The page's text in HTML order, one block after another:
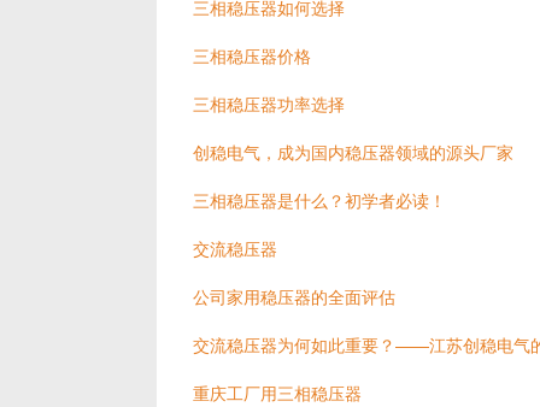
三相稳压器如何选择
三相稳压器价格
三相稳压器功率选择
创稳电气，成为国内稳压器领域的源头厂家
三相稳压器是什么？初学者必读！
交流稳压器
公司家用稳压器的全面评估
交流稳压器为何如此重要？——江苏创稳电气
重庆工厂用三相稳压器